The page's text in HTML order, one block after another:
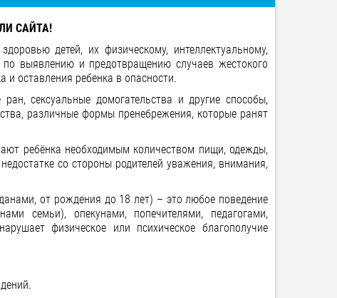
САЙТА!
детей, их физическому, интеллектуальному,
выявлению и предотвращению случаев жестокого
оставления ребенка в опасности.
сексуальные домогательства и другие способы,
различные формы пренебрежения, которые ранят
ребёнка необходимым количеством пищи, одежды,
со стороны родителей уважения, внимания,
от рождения до 18 лет) – это любое поведение
семьи), опекунами, попечителями, педагогами,
физическое или психическое благополучие